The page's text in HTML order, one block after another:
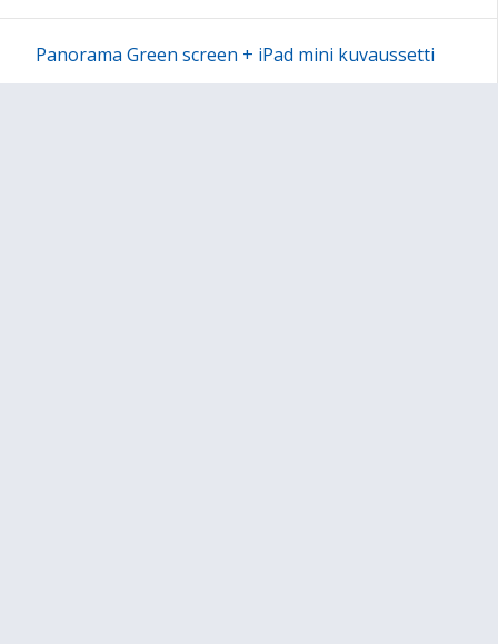
23:00
Panorama Green screen + iPad mini kuvaussetti